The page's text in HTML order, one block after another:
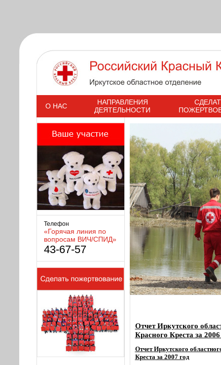
s
О НАС
НАПРАВЛЕНИЯ
ДЕЯТЕЛЬНОСТИ
Телефон
«Горячая линия по
вопросам ВИЧ/СПИД»
43-67-57
Отчет Иркутского
Красного Креста за 2006
ОтчетИркутского
Крестаза 2007 год